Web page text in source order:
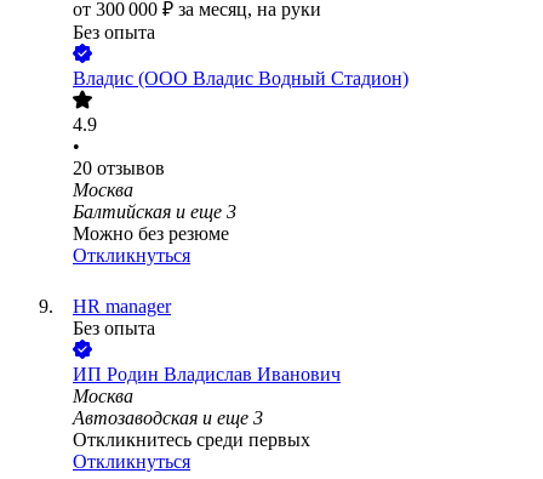
от 300 000 ₽ за месяц, на руки
Без опыта
Владис (ООО Владис Водный Стадион)
4.9
•
20 отзывов
Москва
Балтийская и еще 3
Можно без резюме
Откликнуться
HR manager
Без опыта
ИП Родин Владислав Иванович
Москва
Автозаводская и еще 3
Откликнитесь среди первых
Откликнуться